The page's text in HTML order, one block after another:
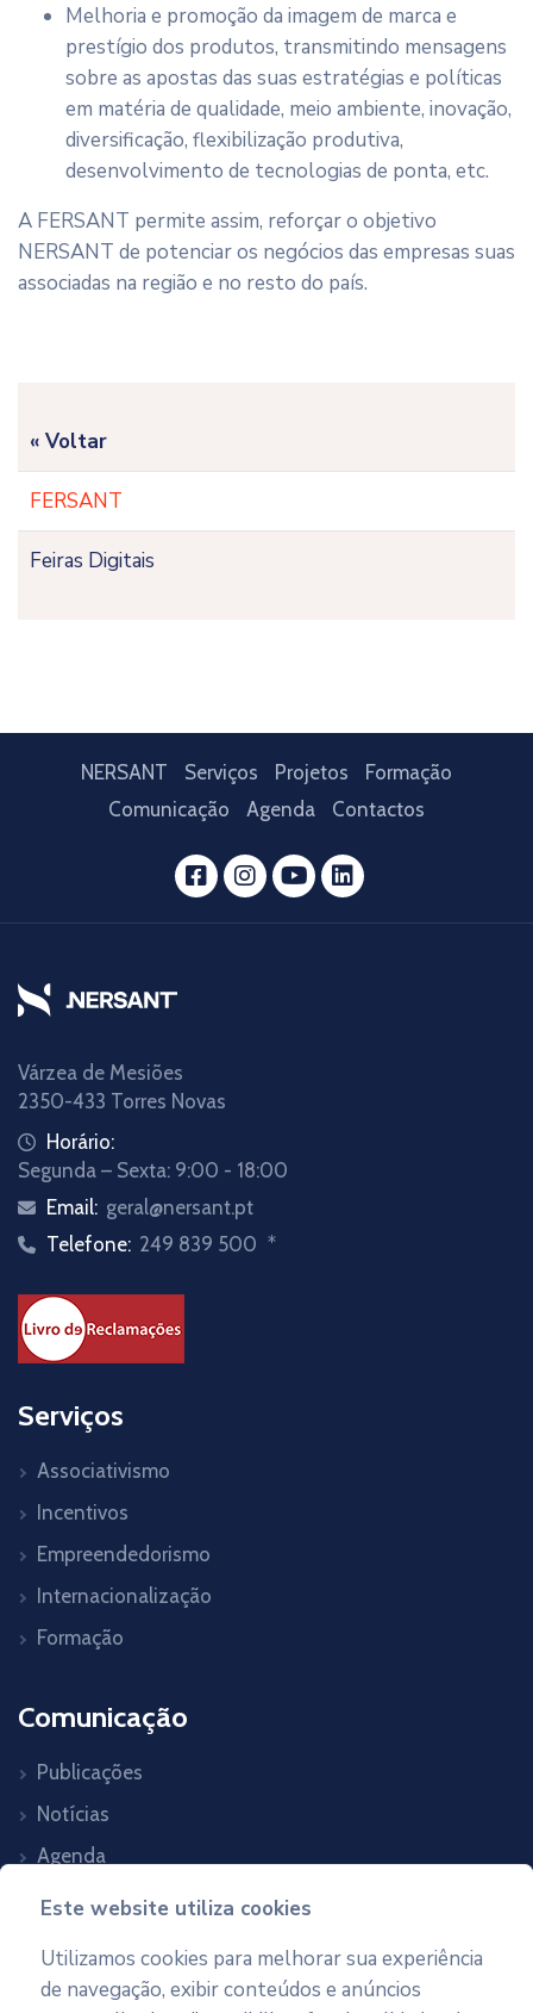
Melhoria e promoção da imagem de marca e
prestígio dos produtos, transmitindo mensagens
sobre as apostas das suas estratégias e políticas
em matéria de qualidade, meio ambiente, inovação,
diversificação, flexibilização produtiva,
desenvolvimento de tecnologias de ponta, etc.
A FERSANT permite assim, reforçar o objetivo
NERSANT de potenciar os negócios das empresas suas
associadas na região e no resto do país.
« Voltar
FERSANT
Feiras Digitais
NERSANT Serviços Projetos
Formação
Comunicação
Agenda Contactos
Várzea de Mesiões
2350-433 Torres Novas
Horário:
Segunda – Sexta: 9:00 - 18:00
Email: geral@nersant.pt
Telefone: 249 839 500 *
Serviços
Associativismo
Incentivos
Empreendedorismo
Internacionalização
Formação
Comunicação
Publicações
Notícias
Agenda
Contactos
Newsletter
Este website utiliza cookies
Utilizamos cookies para melhorar sua experiência
de navegação, exibir conteúdos e anúncios